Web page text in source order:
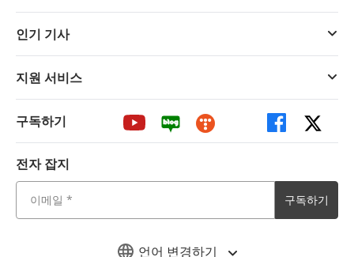
언어 변경하기
인기 기사
지원 서비스
구독하기
전자 잡지
구독하기